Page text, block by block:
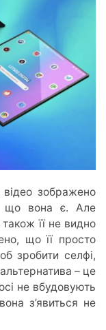
зображено
що вона є. Але
її не видно
що її просто
зробити селфі,
– це
не вбудовують
з’явиться не